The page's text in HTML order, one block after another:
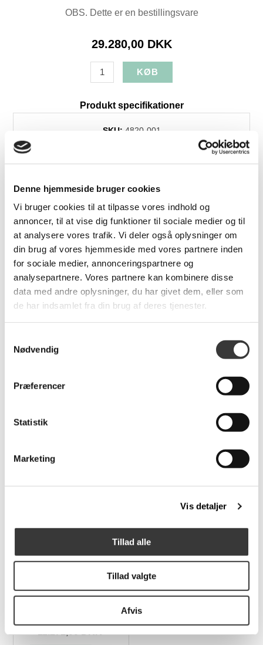
Denne hjemmeside bruger cookies
Vi bruger cookies til at tilpasse vores indhold og
annoncer, til at vise dig funktioner til sociale medier og til
at analysere vores trafik. Vi deler også oplysninger om
din brug af vores hjemmeside med vores partnere inden
for sociale medier, annonceringspartnere og
analysepartnere. Vores partnere kan kombinere disse
data med andre oplysninger, du har givet dem, eller som
de har indsamlet fra din brug af deres tjenester.
Nødvendig
Præferencer
Statistik
Marketing
Vis detaljer
Tillad alle
Tillad valgte
Afvis
OBS. Dette er en bestillingsvare
29.280,00 DKK
Produkt specifikationer
SKU: 4820-001
Højde:80
Dybde:80
Levering:+4 uger
Brands:Skalma
Relaterede produkter
Velvet skænk, 139 cm
Square Classic